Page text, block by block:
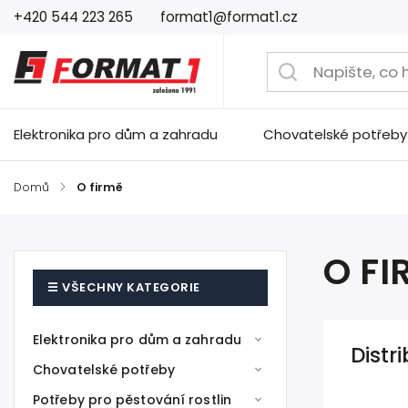
+420 544 223 265 format1@format1.cz
Elektronika pro dům a zahradu Chovatelské potřeby
Domů / O firmě
Elektronika pro dům a zahradu
Chovatelské potřeby
Potřeby pro pěstování rostlin
O